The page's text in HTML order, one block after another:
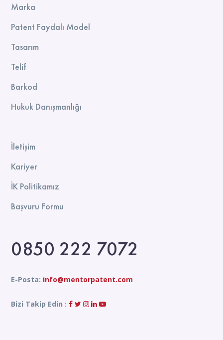
Marka
Patent Faydalı Model
Tasarım
Telif
Barkod
Hukuk Danışmanlığı
İletişim
Kariyer
İK Politikamız
Başvuru Formu
0850 222 7072
E-Posta: info@mentorpatent.com
Bizi Takip Edin :